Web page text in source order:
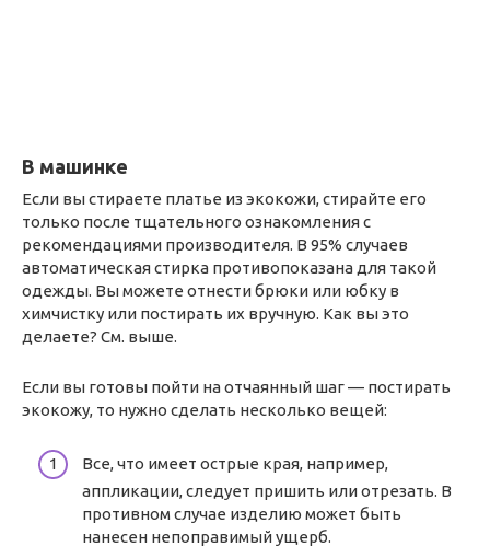
В машинке
Если вы стираете платье из экокожи, стирайте его
только после тщательного ознакомления с
рекомендациями производителя. В 95% случаев
автоматическая стирка противопоказана для такой
одежды. Вы можете отнести брюки или юбку в
химчистку или постирать их вручную. Как вы это
делаете? См. выше.
Если вы готовы пойти на отчаянный шаг — постирать
экокожу, то нужно сделать несколько вещей:
Все, что имеет острые края, например,
аппликации, следует пришить или отрезать. В
противном случае изделию может быть
нанесен непоправимый ущерб.